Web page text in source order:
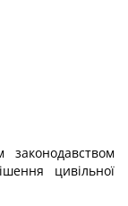
цивільної